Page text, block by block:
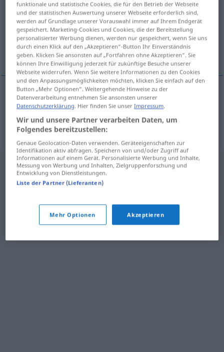
Übersicht aller Übersetzungen
(Für mehr Details die Übersetzung anklicken/antippen)
Größenordnung, Stärke
Größe(nordnung) f magnitude
Stärkef magnitudesismo
funktionale und statistische Cookies, die für den Betrieb der Webseite
und der statistischen Auswertung unserer Webseite erforderlich sind,
werden auf Grundlage unserer Vorauswahl immer auf Ihrem Endgerät
gespeichert. Marketing-Cookies und Cookies, die der Bereitstellung
personalisierter Werbung dienen, werden nur gespeichert, wenn Sie uns
durch einen Klick auf den „Akzeptieren“-Button Ihr Einverständnis
geben. Klicken Sie ansonsten auf „Fortfahren ohne Akzeptieren“. Sie
können Ihre Einwilligung jederzeit für zukünftige Besuche unserer
Webseite widerrufen. Wenn Sie weitere Informationen zu den Cookies
und den Anpassungsmöglichkeiten möchten, klicken Sie einfach auf den
Button „Mehr Optionen“. Weitergehende Hinweise zu der
Datenverarbeitung entnehmen Sie ansonsten unserer
Datenschutzerklärung. Hier finden Sie unserImpressum.
Wir und unsere Partner verarbeiten Daten, um
Folgendes bereitzustellen:
Genaue Geolocation-Daten verwenden. Geräteeigenschaften zur
Identifikation aktiv abfragen. Speichern von und/oder Zugriff auf
Informationen auf einem Gerät. Personalisierte Werbung und Inhalte,
Messung von Werbung und Inhalten, Zielgruppenforschung und
Entwicklung von Dienstleistungen.
Liste der Partner (Lieferanten)
Mehr Optionen Akzeptieren